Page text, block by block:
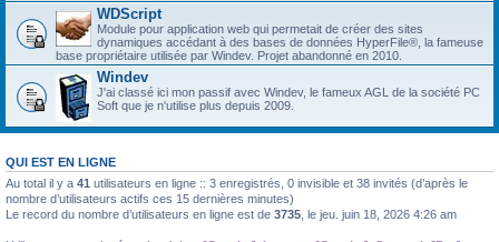
WDScript
Module pour application web qui permetait de créer des sites
dynamiques accédant à des bases de données HyperFile®, la fameuse
base propriétaire utilisée par Windev. Projet abandonné en 2010.
Windev
J'ai classé ici mon passif avec Windev, le fameux AGL de la société PC
Soft que je n'utilise plus depuis 2009.
QUI EST EN LIGNE
Au total il y a 41 utilisateurs en ligne :: 3 enregistrés, 0 invisible et 38 invités (d’après le
nombre d’utilisateurs actifs ces 15 dernières minutes)
Le record du nombre d’utilisateurs en ligne est de 3735 , le jeu. juin 18, 2026 4:26 am